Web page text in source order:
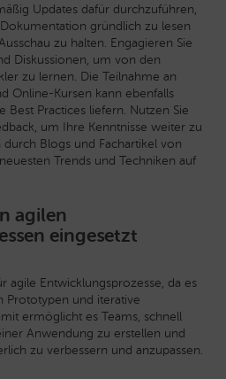
Updates dafür durchzuführen,
gründlich zu lesen
zu halten. Engagieren Sie
Diskussionen, um von den
zu lernen. Die Teilnahme an
Online-Kursen kann ebenfalls
Best Practices liefern. Nutzen Sie
um Ihre Kenntnisse weiter zu
Blogs und Fachartikel von
Trends und Techniken auf
agilen
eingesetzt
agile Entwicklungsprozesse, da es
Prototypen und iterative
ermöglicht es Teams, schnell
Anwendung zu erstellen und
zu verbessern und anzupassen.